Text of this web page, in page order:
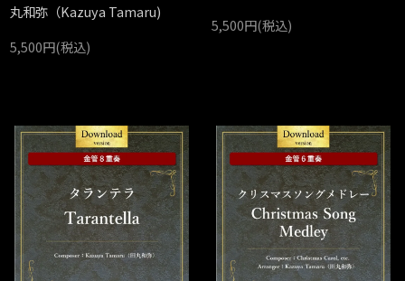
丸和弥（Kazuya Tamaru)
5,500円(税込)
5,500円(税込)